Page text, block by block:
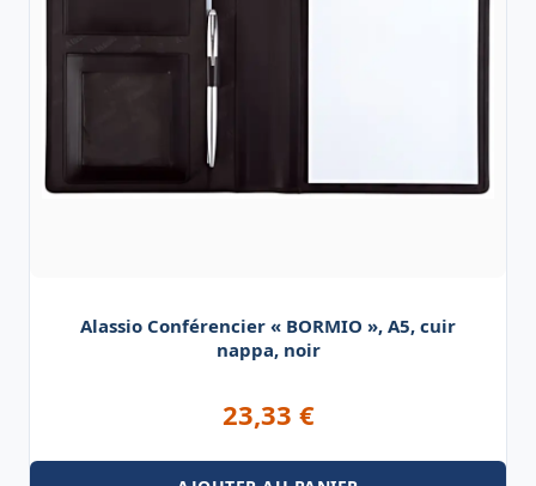
Alassio Conférencier « BORMIO », A5, cuir
nappa, noir
23,33 €